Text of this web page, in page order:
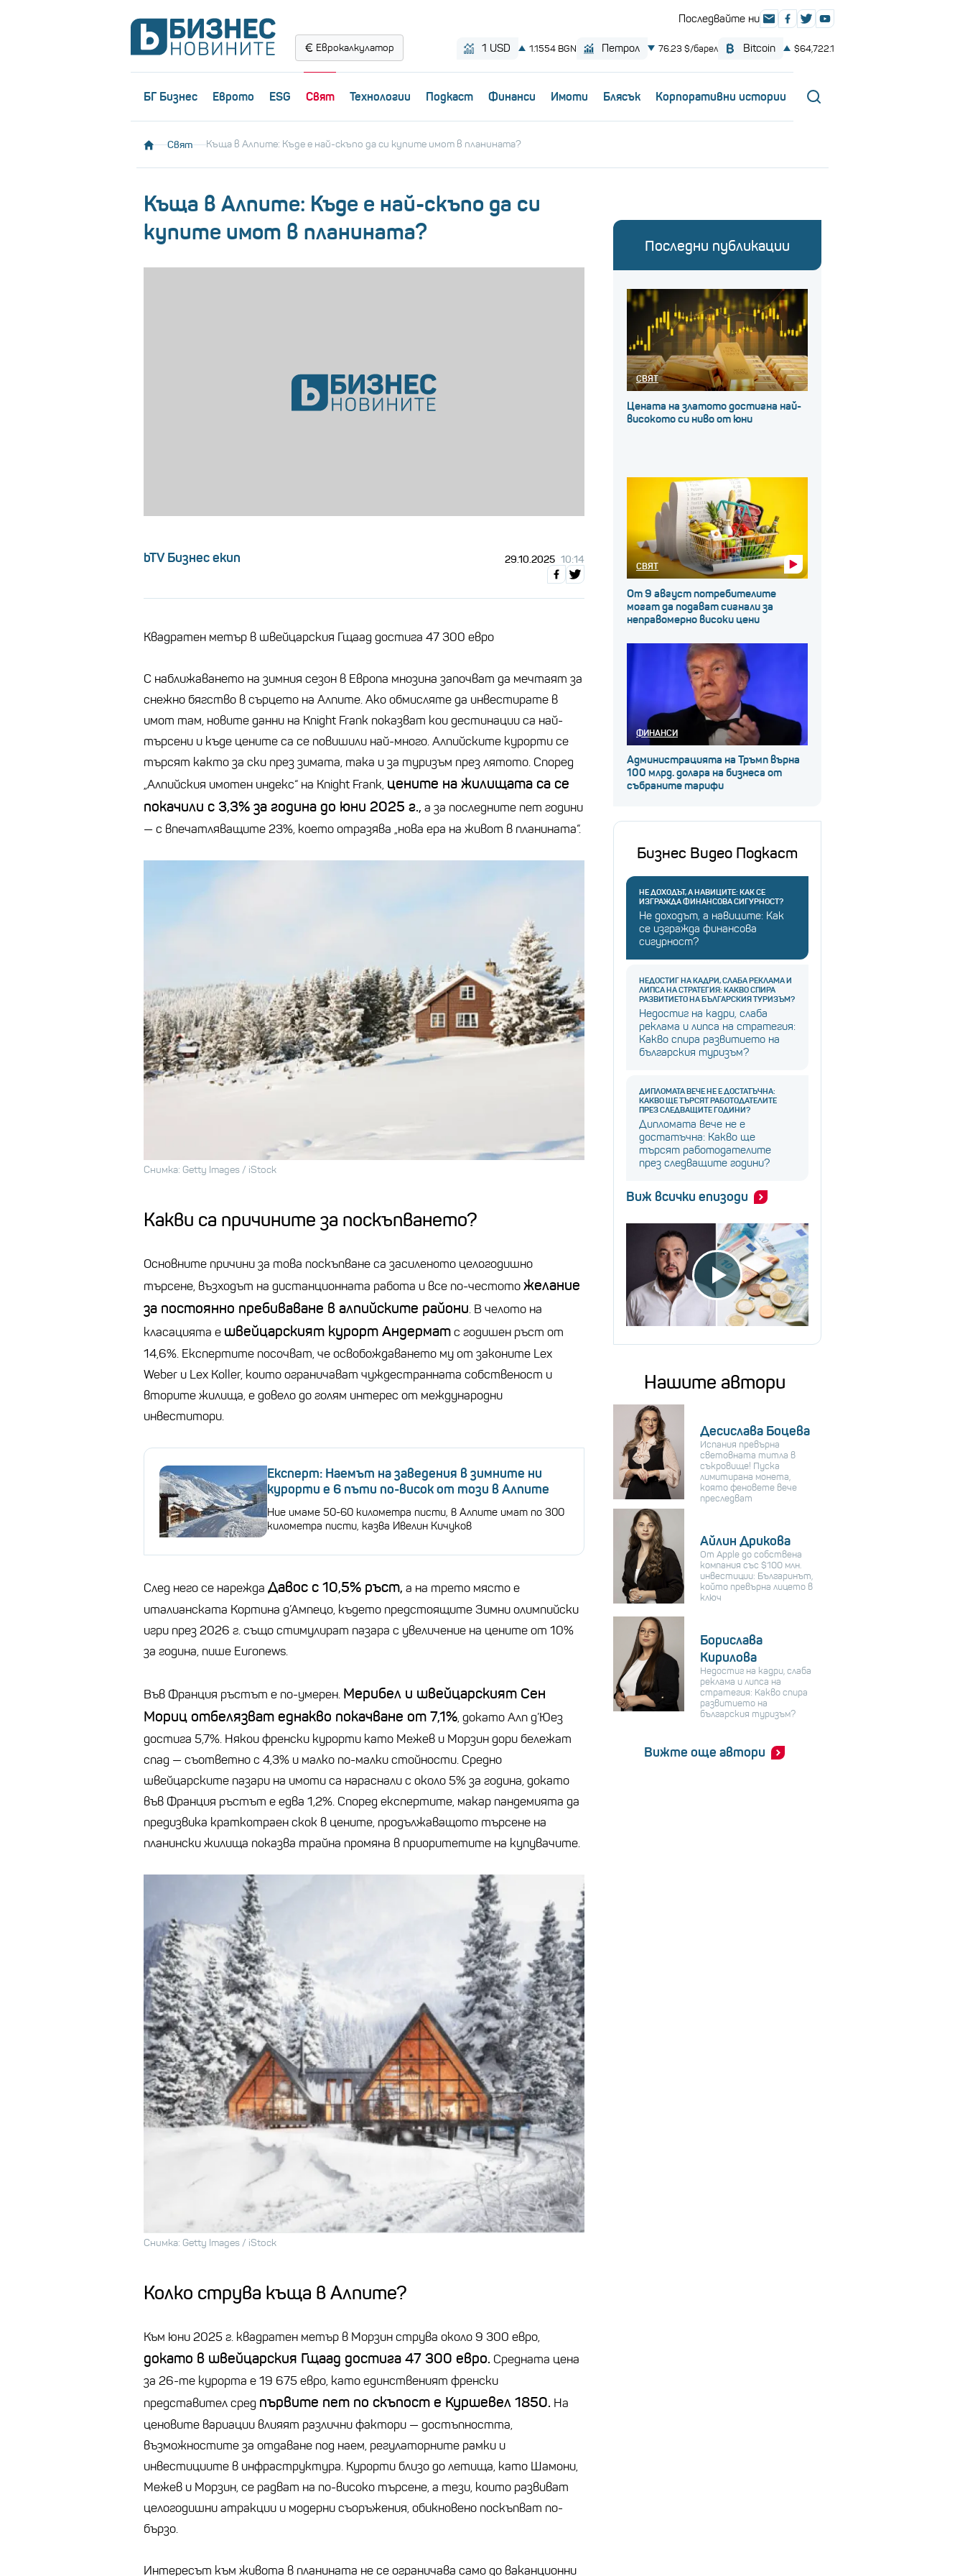
Еврокалкулатор
БГ Бизнес Еврото ESG Свят Технологии Пoдкаст Финанси Имоти Блясък Корпоративни истории
Свят Къща в Алпите: Къде е най-скъпо да си купите имот в планината?
Къща в Алпите: Къде е най-скъпо да си
купите имот в планината?
bTV Бизнес екип 29.10.2025 10:14
Квадратен метър в швейцарския Гщаад достига 47 300 евро
С наближаването на зимния сезон в Европа мнозина започват да мечтаят за
снежно бягство в сърцето на Алпите. Ако обмисляте да инвестирате в
имот там, новите данни на Knight Frank показват кои дестинации са най-
търсени и къде цените са се повишили най-много. Алпийските курорти се
търсят както за ски през зимата, така и за туризъм през лятото. Според
„Алпийския имотен индекс“ на Knight Frank, цените на жилищата са се
покачили с 3,3% за година до юни 2025 г., а за последните пет години
— с впечатляващите 23%, което отразява „нова ера на живот в планината“.
Снимка: Getty Images / iStock
Какви са причините за поскъпването?
Основните причини за това поскъпване са засиленото целогодишно
търсене, възходът на дистанционната работа и все по-честотожелание
за постоянно пребиваване в алпийските райони. В челото на
класацията е швейцарският курорт Андерматс годишен ръст от
14,6%. Експертите посочват, че освобождаването му от законите Lex
Weber и Lex Koller, които ограничават чуждестранната собственост и
вторите жилища, е довело до голям интерес от международни
инвеститори.
Експерт: Наемът на заведения в зимните ни
курорти е 6 пъти по-висок от този в Алпите
Ние имаме 50-60 километра писти, в Алпите имат по 300
километра писти, казва Ивелин Кичуков
След него се нарежда Давос с 10,5% ръст, а на трето място е
италианската Кортина д’Ампецо, където предстоящите Зимни олимпийски
игри през 2026 г. също стимулират пазара с увеличение на цените от 10%
за година, пише Euronews.
Във Франция ръстът е по-умерен. Мерибел и швейцарският Сен
Мориц отбелязват еднакво покачване от 7,1%, докато Алп д’Юез
достига 5,7%. Някои френски курорти като Межев и Морзин дори бележат
спад — съответно с 4,3% и малко по-малки стойности. Средно
швейцарските пазари на имоти са нараснали с около 5% за година, докато
във Франция ръстът е едва 1,2%. Според експертите, макар пандемията да
предизвика краткотраен скок в цените, продължаващото търсене на
планински жилища показва трайна промяна в приоритетите на купувачите.
Снимка: Getty Images / iStock
Колко струва къща в Алпите?
Към юни 2025 г. квадратен метър в Морзин струва около 9 300 евро,
докато в швейцарския Гщаад достига 47 300 евро. Средната цена
за 26-те курорта е 19 675 евро, като единственият френски
представител сред първите пет по скъпост е Куршевел 1850. На
ценовите вариации влияят различни фактори — достъпността,
възможностите за отдаване под наем, регулаторните рамки и
инвестициите в инфраструктура. Курорти близо до летища, като Шамони,
Межев и Морзин, се радват на по-високо търсене, а тези, които развиват
целогодишни атракции и модерни съоръжения, обикновено поскъпват по-
бързо.
Интересът към живота в планината не се ограничава само до ваканционни
Последни публикации
СВЯТ
Цената на златото достигна най-
високото си ниво от юни
СВЯТ
От 9 август потребителите
могат да подават сигнали за
неправомерно високи цени
ФИНАНСИ
Администрацията на Тръмп върна
100 млрд. долара на бизнеса от
събраните тарифи
Бизнес Видео Подкаст
НЕ ДОХОДЪТ, А НАВИЦИТЕ: КАК СЕ
ИЗГРАЖДА ФИНАНСОВА СИГУРНОСТ?
Не доходът, а навиците: Как
се изгражда финансова
сигурност?
НЕДОСТИГ НА КАДРИ, СЛАБА РЕКЛАМА И
ЛИПСА НА СТРАТЕГИЯ: КАКВО СПИРА
РАЗВИТИЕТО НА БЪЛГАРСКИЯ ТУРИЗЪМ?
Недостиг на кадри, слаба
реклама и липса на стратегия:
Какво спира развитието на
българския туризъм?
ДИПЛОМАТА ВЕЧЕ НЕ Е ДОСТАТЪЧНА:
КАКВО ЩЕ ТЪРСЯТ РАБОТОДАТЕЛИТЕ
ПРЕЗ СЛЕДВАЩИТЕ ГОДИНИ?
Дипломата вече не е
достатъчна: Какво ще
търсят работодателите
през следващите години?
Виж всички епизоди
Нашите автори
Десислава Боцева
Испания превърна
световната титла в
съкровище! Пуска
лимитирана монета,
която феновете вече
преследват
Айлин Дрикова
От Apple до собствена
компания със $100 млн.
инвестиции: Българинът,
който превърна лицето в
ключ
Борислава
Кирилова
Недостиг на кадри, слаба
реклама и липса на
стратегия: Какво спира
развитието на
българския туризъм?
Вижте още автори